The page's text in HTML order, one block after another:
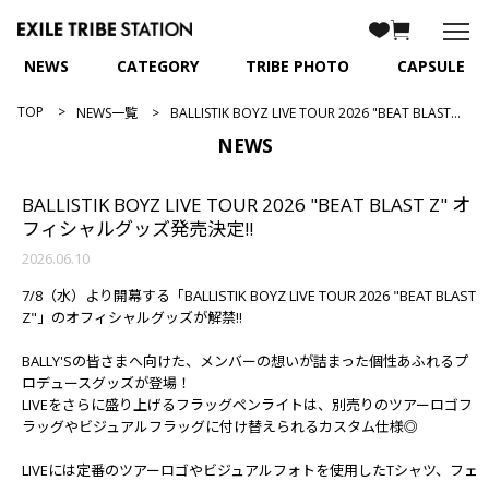
NEWS CATEGORY TRIBE PHOTO CAPSULE
TOP NEWS一覧 BALLISTIK BOYZ LIVE TOUR 2026 "BEAT BLAST Z" オフィシャルグッズ発売決定!!
NEWS
BALLISTIK BOYZ LIVE TOUR 2026 "BEAT BLAST Z" オ
フィシャルグッズ発売決定!!
2026.06.10
7/8（水）より開幕する「BALLISTIK BOYZ LIVE TOUR 2026 "BEAT BLAST
Z"」のオフィシャルグッズが解禁!!
BALLY'Sの皆さまへ向けた、メンバーの想いが詰まった個性あふれるプ
ロデュースグッズが登場！
LIVEをさらに盛り上げるフラッグペンライトは、別売りのツアーロゴフ
ラッグやビジュアルフラッグに付け替えられるカスタム仕様◎
LIVEには定番のツアーロゴやビジュアルフォトを使用したTシャツ、フェ